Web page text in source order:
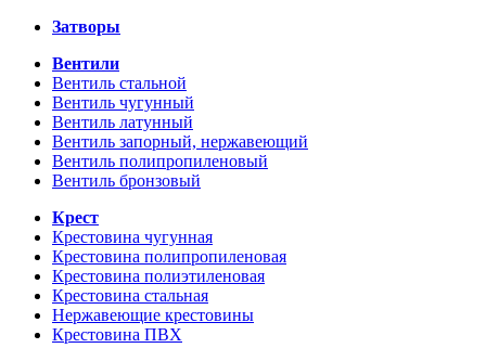
Затворы
Вентили
Вентиль стальной
Вентиль чугунный
Вентиль латунный
Вентиль запорный, нержавеющий
Вентиль полипропиленовый
Вентиль бронзовый
Крест
Крестовина чугунная
Крестовина полипропиленовая
Крестовина полиэтиленовая
Крестовина стальная
Нержавеющие крестовины
Крестовина ПВХ